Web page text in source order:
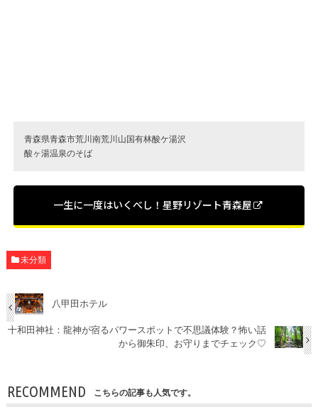
青森県青森市荒川南荒川山国有林酸ケ湯沢
酸ヶ湯温泉のそば
一生に一度はいくべし！星野リゾート青森屋
未分類
八甲田ホテル
十和田神社：龍神が宿るパワースポットで不思議体験？怖い話
から御朱印、お守りまでチェック♡
RECOMMEND こちらの記事も人気です。